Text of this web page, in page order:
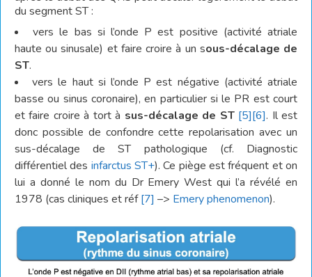
du segment ST :
vers le bas si l’onde P est positive (activité atriale
haute ou sinusale) et faire croire à un sous-décalage de
ST.
vers le haut si l’onde P est négative (activité atriale
basse ou sinus coronaire), en particulier si le PR est court
et faire croire à tort à sus-décalage de ST [5][6]. Il est
donc possible de confondre cette repolarisation avec un
sus-décalage de ST pathologique (cf. Diagnostic
différentiel des infarctus ST+). Ce piège est fréquent et on
lui a donné le nom du Dr Emery West qui l’a révélé en
1978 (cas cliniques et réf[7] –> Emery phenomenon).